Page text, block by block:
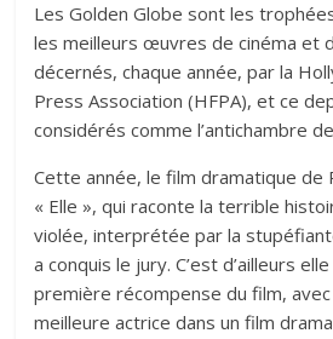
Les Golden Globe sont les
les meilleurs œuvres de cinéma et
décernés, chaque année, parla
Press Association (HFPA), et ce
considérés comme l’antichambre
Cette année, le film dramatique de
« Elle », qui raconte la terrible
violée, interprétée par la
a conquis le jury. C’est d’ailleurs
première récompense du film,
meilleure actrice dans un film